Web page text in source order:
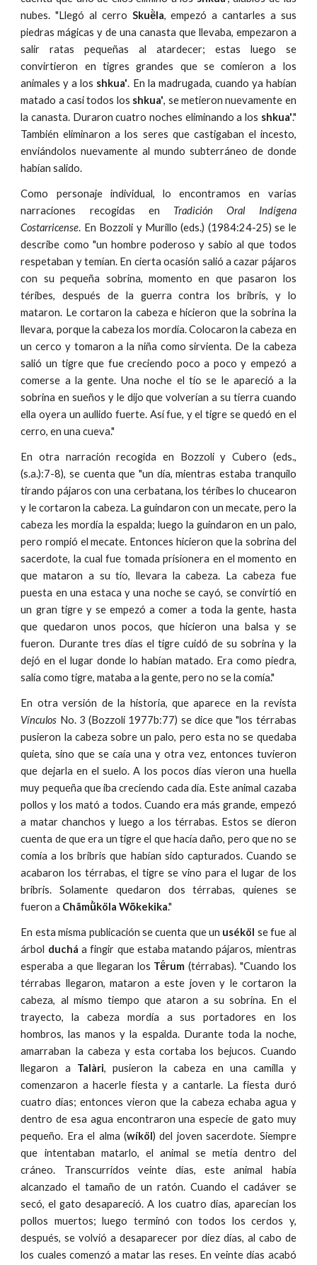
nubes. "Llegó al cerro Skuë̀la, empezó a cantarles a sus
piedras mágicas y de una canasta que llevaba, empezaron a
salir ratas pequeñas al atardecer; estas luego se
convirtieron en tigres grandes que se comieron a los
animales y a los shkua'. En la madrugada, cuando ya habían
matado a casi todos los shkua', se metieron nuevamente en
la canasta. Duraron cuatro noches eliminando a los shkua'."
También eliminaron a los seres que castigaban el incesto,
enviándolos nuevamente al mundo subterráneo de donde
habían salido.
Como personaje individual, lo encontramos en varias
narraciones recogidas en Tradición Oral Indígena
Costarricense. En Bozzoli y Murillo (eds.) (1984:24-25) se le
describe como "un hombre poderoso y sabio al que todos
respetaban y temían. En cierta ocasión salió a cazar pájaros
con su pequeña sobrina, momento en que pasaron los
téribes, después de la guerra contra los bribris, y lo
mataron. Le cortaron la cabeza e hicieron que la sobrina la
llevara, porque la cabeza los mordía. Colocaron la cabeza en
un cerco y tomaron a la niña como sirvienta. De la cabeza
salió un tigre que fue creciendo poco a poco y empezó a
comerse a la gente. Una noche el tío se le apareció a la
sobrina en sueños y le dijo que volverían a su tierra cuando
ella oyera un aullido fuerte. Así fue, y el tigre se quedó en el
cerro, en una cueva."
En otra narración recogida en Bozzoli y Cubero (eds.,
(s.a.):7-8), se cuenta que "un día, mientras estaba tranquilo
tirando pájaros con una cerbatana, los téribes lo chucearon
y le cortaron la cabeza. La guindaron con un mecate, pero la
cabeza les mordía la espalda; luego la guindaron en un palo,
pero rompió el mecate. Entonces hicieron que la sobrina del
sacerdote, la cual fue tomada prisionera en el momento en
que mataron a su tío, llevara la cabeza. La cabeza fue
puesta en una estaca y una noche se cayó, se convirtió en
un gran tigre y se empezó a comer a toda la gente, hasta
que quedaron unos pocos, que hicieron una balsa y se
fueron. Durante tres días el tigre cuidó de su sobrina y la
dejó en el lugar donde lo habían matado. Era como piedra,
salía como tigre, mataba a la gente, pero no se la comía."
En otra versión de la historia, que aparece en la revista
Vínculos No. 3 (Bozzoli 1977b:77) se dice que "los térrabas
pusieron la cabeza sobre un palo, pero esta no se quedaba
quieta, sino que se caía una y otra vez, entonces tuvieron
que dejarla en el suelo. A los pocos días vieron una huella
muy pequeña que iba creciendo cada día. Este animal cazaba
pollos y los mató a todos. Cuando era más grande, empezó
a matar chanchos y luego a los térrabas. Estos se dieron
cuenta de que era un tigre el que hacía daño, pero que no se
comía a los bribris que habían sido capturados. Cuando se
acabaron los térrabas, el tigre se vino para el lugar de los
bribris. Solamente quedaron dos térrabas, quienes se
fueron a Chãmũ̀köla Wö́kekika."
En esta misma publicación se cuenta que un uséköl se fue al
árbol duchá a fingir que estaba matando pájaros, mientras
esperaba a que llegaran los Të́rum (térrabas). "Cuando los
térrabas llegaron, mataron a este joven y le cortaron la
cabeza, al mismo tiempo que ataron a su sobrina. En el
trayecto, la cabeza mordía a sus portadores en los
hombros, las manos y la espalda. Durante toda la noche,
amarraban la cabeza y esta cortaba los bejucos. Cuando
llegaron a Talàri, pusieron la cabeza en una camilla y
comenzaron a hacerle fiesta y a cantarle. La fiesta duró
cuatro días; entonces vieron que la cabeza echaba agua y
dentro de esa agua encontraron una especie de gato muy
pequeño. Era el alma (wíköl) del joven sacerdote. Siempre
que intentaban matarlo, el animal se metía dentro del
cráneo. Transcurridos veinte días, este animal había
alcanzado el tamaño de un ratón. Cuando el cadáver se
secó, el gato desapareció. A los cuatro días, aparecían los
pollos muertos; luego terminó con todos los cerdos y,
después, se volvió a desaparecer por diez días, al cabo de
los cuales comenzó a matar las reses. En veinte días acabó